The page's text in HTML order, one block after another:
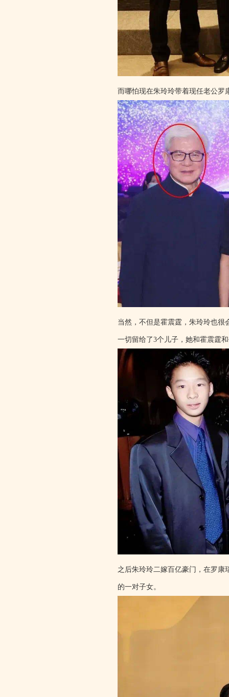
而哪怕现在朱玲玲带着现任老公罗
当然，不但是霍震霆，朱玲玲也很
一切留给了3个儿子，她和霍震霆
之后朱玲玲二嫁百亿豪门，在罗康
的一对子女。